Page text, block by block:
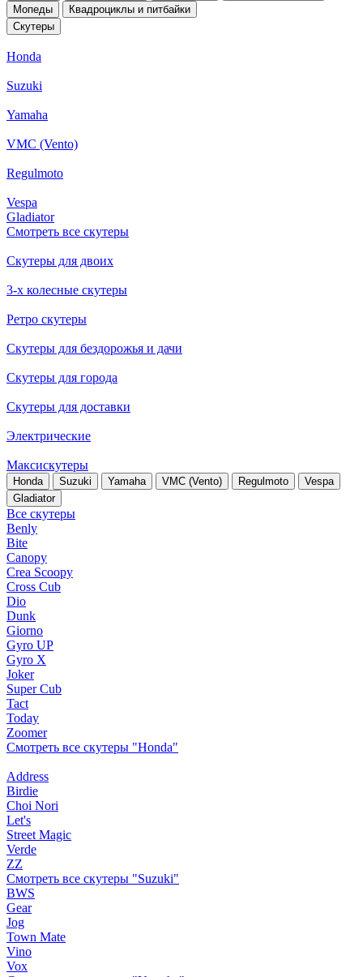
Мопеды
Квадроциклы и питбайки
Скутеры
Honda
Suzuki
Yamaha
VMC (Vento)
Regulmoto
Vespa
Gladiator
Смотреть все скутеры
Скутеры для двоих
3-х колесные скутеры
Ретро скутеры
Скутеры для бездорожья и дачи
Скутеры для города
Скутеры для доставки
Электрические
Максискутеры
Honda Suzuki Yamaha VMC (Vento) Regulmoto
Vespa
Gladiator
Все скутеры
Benly
Bite
Canopy
Crea Scoopy
Cross Cub
Dio
Dunk
Giorno
Gyro UP
Gyro X
Joker
Super Cub
Tact
Today
Zoomer
Смотреть все скутеры "Honda"
Address
Birdie
Choi Nori
Let's
Street Magic
Verde
ZZ
Смотреть все скутеры "Suzuki"
BWS
Gear
Jog
Town Mate
Vino
Vox